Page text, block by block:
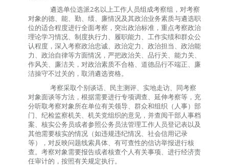
遴选单位选派2名以上工作人员组成考察组，对考察
对象的德、能、勤、绩、廉情况及其政治业务素质与遴选职
位的适合程度进行全面考察，突出政治标准，重点考察政治
理论学习情况、制度执行力、履职能力、工作实绩和群众公
认程度，深入考察政治忠诚、政治定力、政治担当、政治能
力、政治自律等方面情况，严把政治关、品行关、能力关、
作风关、廉洁关，对政治素质不合格、道德品行不端正、廉
洁操守不过关的，取消遴选资格。
考察采取个别谈话、民主测评、实地走访、同考察
对象面谈等方法，根据需要进行专项调查、延伸考察等，充
分听取考察对象所在单位有关领导、群众和组织（人事）部
门、纪检监察机关、机关党组织的意见，并查阅干部人事档
案、核实公务员或者参照公务员法管理工作人员登记表以及
其他需要核实的情况（如违规违纪情况、社会信用记录
等），对反映问题线索具体、有可查性的信访举报进行核
查。考察对象需要报告或者核查个人有关事项、进行经济责
任审计的，按照有关规定执行。